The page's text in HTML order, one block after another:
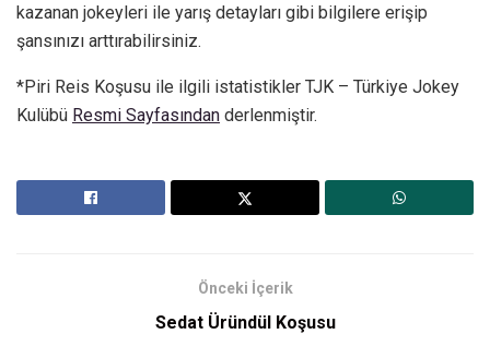
kazanan jokeyleri ile yarış detayları gibi bilgilere erişip
şansınızı arttırabilirsiniz.
*Piri Reis Koşusu ile ilgili istatistikler TJK – Türkiye Jokey
Kulübü Resmi Sayfasından derlenmiştir.
Önceki İçerik
Sedat Üründül Koşusu